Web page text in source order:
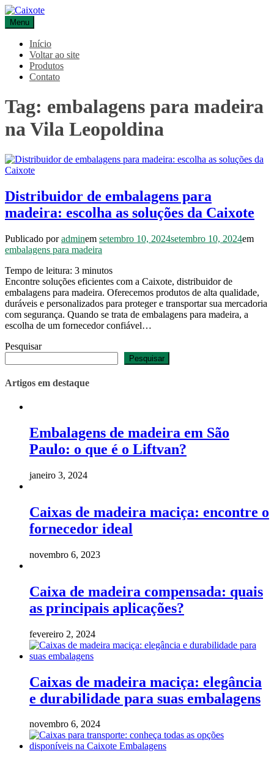
Pular
para
o
conteúdo
Caixote
Blog – Caixote
Menu
Início
Voltar ao site
Produtos
Contato
Tag: embalagens para madeira
na Vila Leopoldina
Distribuidor de embalagens para
madeira: escolha as soluções da Caixote
Publicado poradminem setembro 10, 2024setembro 10, 2024em
embalagens para madeira
Tempo de leitura: 3 minutos
Encontre soluções eficientes com a Caixote, distribuidor de
embalagens para madeira. Oferecemos produtos de alta qualidade,
duráveis e personalizados para proteger e transportar sua mercadoria
com segurança. Quando se trata de embalagens para madeira, a
escolha de um fornecedor confiável…
Pesquisar
Pesquisar
Artigos em destaque
Embalagens de madeira em São
Paulo: o que é o Liftvan?
janeiro 3, 2024
Caixas de madeira maciça: encontre o
fornecedor ideal
novembro 6, 2023
Caixa de madeira compensada: quais
as principais aplicações?
fevereiro 2, 2024
Caixas de madeira maciça: elegância
e durabilidade para suas embalagens
novembro 6, 2024